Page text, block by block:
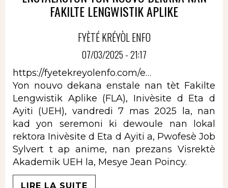
FAKILTE LENGWISTIK APLIKE
FYÈTÉ KRÉYÒL ENFO
07/03/2025 - 21:17
https://fyetekreyolenfo.com/e…
Yon nouvo dekana enstale nan tèt Fakilte
Lengwistik Aplike (FLA), Inivèsite d Eta d
Ayiti (UEH), vandredi 7 mas 2025 la, nan
kad yon seremoni ki dewoule nan lokal
rektora Inivèsite d Eta d Ayiti a, Pwofesè Job
Sylvert t ap anime, nan prezans Visrektè
Akademik UEH la, Mesye Jean Poincy.
LIRE LA SUITE